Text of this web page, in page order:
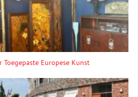
Toegepaste Europese Kunst